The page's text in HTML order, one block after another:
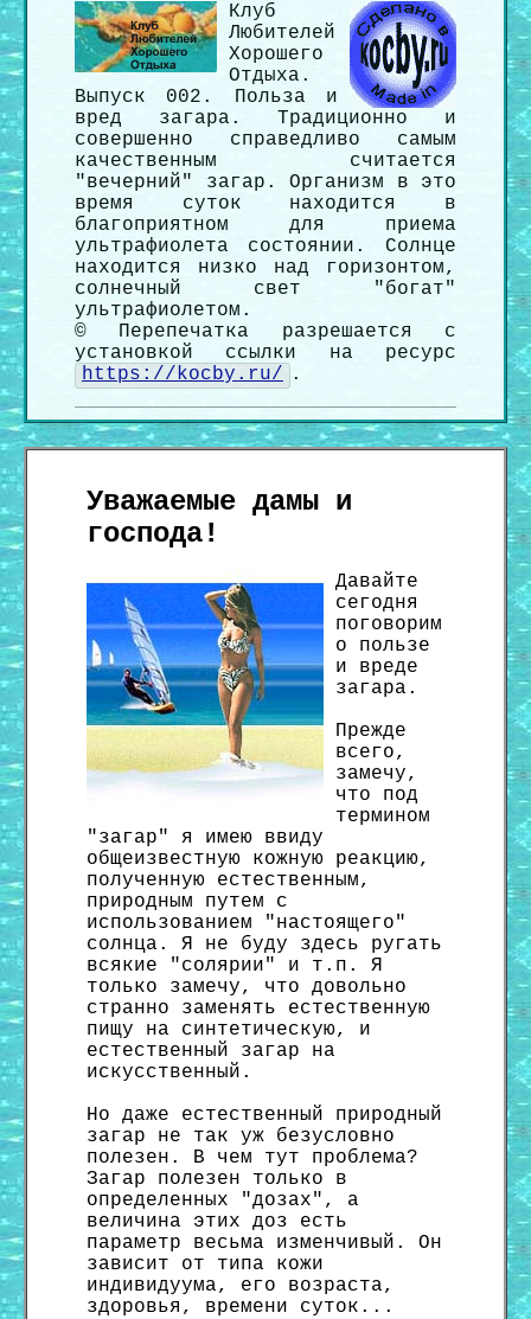
Клуб
Любителей
Хорошего
Отдыха.
Выпуск 002. Польза и
вред загара. Традиционно и
совершенно справедливо самым
качественным считается
"вечерний" загар. Организм в это
время суток находится в
благоприятном для приема
ультрафиолета состоянии. Солнце
находится низко над горизонтом,
солнечный свет "богат"
ультрафиолетом.
© Перепечатка разрешается с
установкой ссылки на ресурс
https://kocby.ru/
.
Уважаемые дамы и
господа!
Давайте
сегодня
поговорим
о пользе
и вреде
загара.
Прежде
всего,
замечу,
что под
термином
"загар" я имею ввиду
общеизвестную кожную реакцию,
полученную естественным,
природным путем с
использованием "настоящего"
солнца. Я не буду здесь ругать
всякие "солярии" и т.п. Я
только замечу, что довольно
странно заменять естественную
пищу на синтетическую, и
естественный загар на
искусственный.
Но даже естественный природный
загар не так уж безусловно
полезен. В чем тут проблема?
Загар полезен только в
определенных "дозах", а
величина этих доз есть
параметр весьма изменчивый. Он
зависит от типа кожи
индивидуума, его возраста,
здоровья, времени суток...